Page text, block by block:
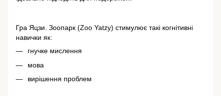
Гра Яцзи. Зоопарк (Zoo Yatzy) стимулює такі когнітивні
навички як:
гнучке мислення
мова
вирішення проблем